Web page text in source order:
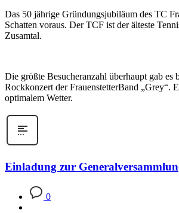
Das 50 jährige Gründungsjubiläum des TC
Schatten voraus. Der TCF ist der älteste
Zusamtal.
Die größte Besucheranzahl überhaupt gab es
Rockkonzert derFrauenstetterBand „Grey“.
optimalem Wetter.
Einladung zur
0